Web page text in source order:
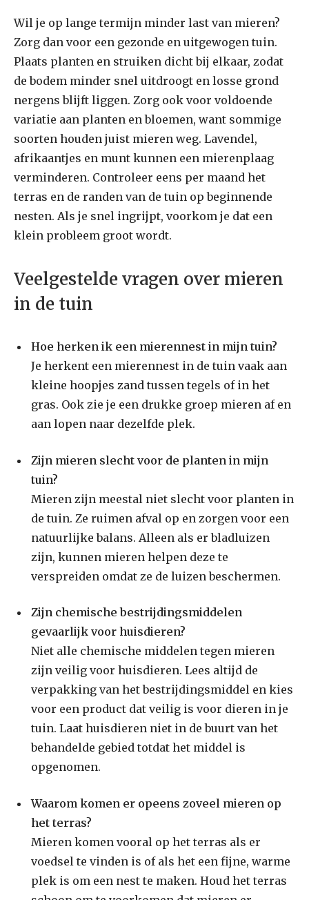
Wil je op lange termijn minder last van mieren?
Zorg dan voor een gezonde en uitgewogen tuin.
Plaats planten en struiken dicht bij elkaar, zodat
de bodem minder snel uitdroogt en losse grond
nergens blijft liggen. Zorg ook voor voldoende
variatie aan planten en bloemen, want sommige
soorten houden juist mieren weg. Lavendel,
afrikaantjes en munt kunnen een mierenplaag
verminderen. Controleer eens per maand het
terras en de randen van de tuin op beginnende
nesten. Als je snel ingrijpt, voorkom je dat een
klein probleem groot wordt.
Veelgestelde vragen over mieren
in de tuin
Hoe herken ik een mierennest in mijn tuin?
Je herkent een mierennest in de tuin vaak aan
kleine hoopjes zand tussen tegels of in het
gras. Ook zie je een drukke groep mieren af en
aan lopen naar dezelfde plek.
Zijn mieren slecht voor de planten in mijn
tuin?
Mieren zijn meestal niet slecht voor planten in
de tuin. Ze ruimen afval op en zorgen voor een
natuurlijke balans. Alleen als er bladluizen
zijn, kunnen mieren helpen deze te
verspreiden omdat ze de luizen beschermen.
Zijn chemische bestrijdingsmiddelen
gevaarlijk voor huisdieren?
Niet alle chemische middelen tegen mieren
zijn veilig voor huisdieren. Lees altijd de
verpakking van het bestrijdingsmiddel en kies
voor een product dat veilig is voor dieren in je
tuin. Laat huisdieren niet in de buurt van het
behandelde gebied totdat het middel is
opgenomen.
Waarom komen er opeens zoveel mieren op
het terras?
Mieren komen vooral op het terras als er
voedsel te vinden is of als het een fijne, warme
plek is om een nest te maken. Houd het terras